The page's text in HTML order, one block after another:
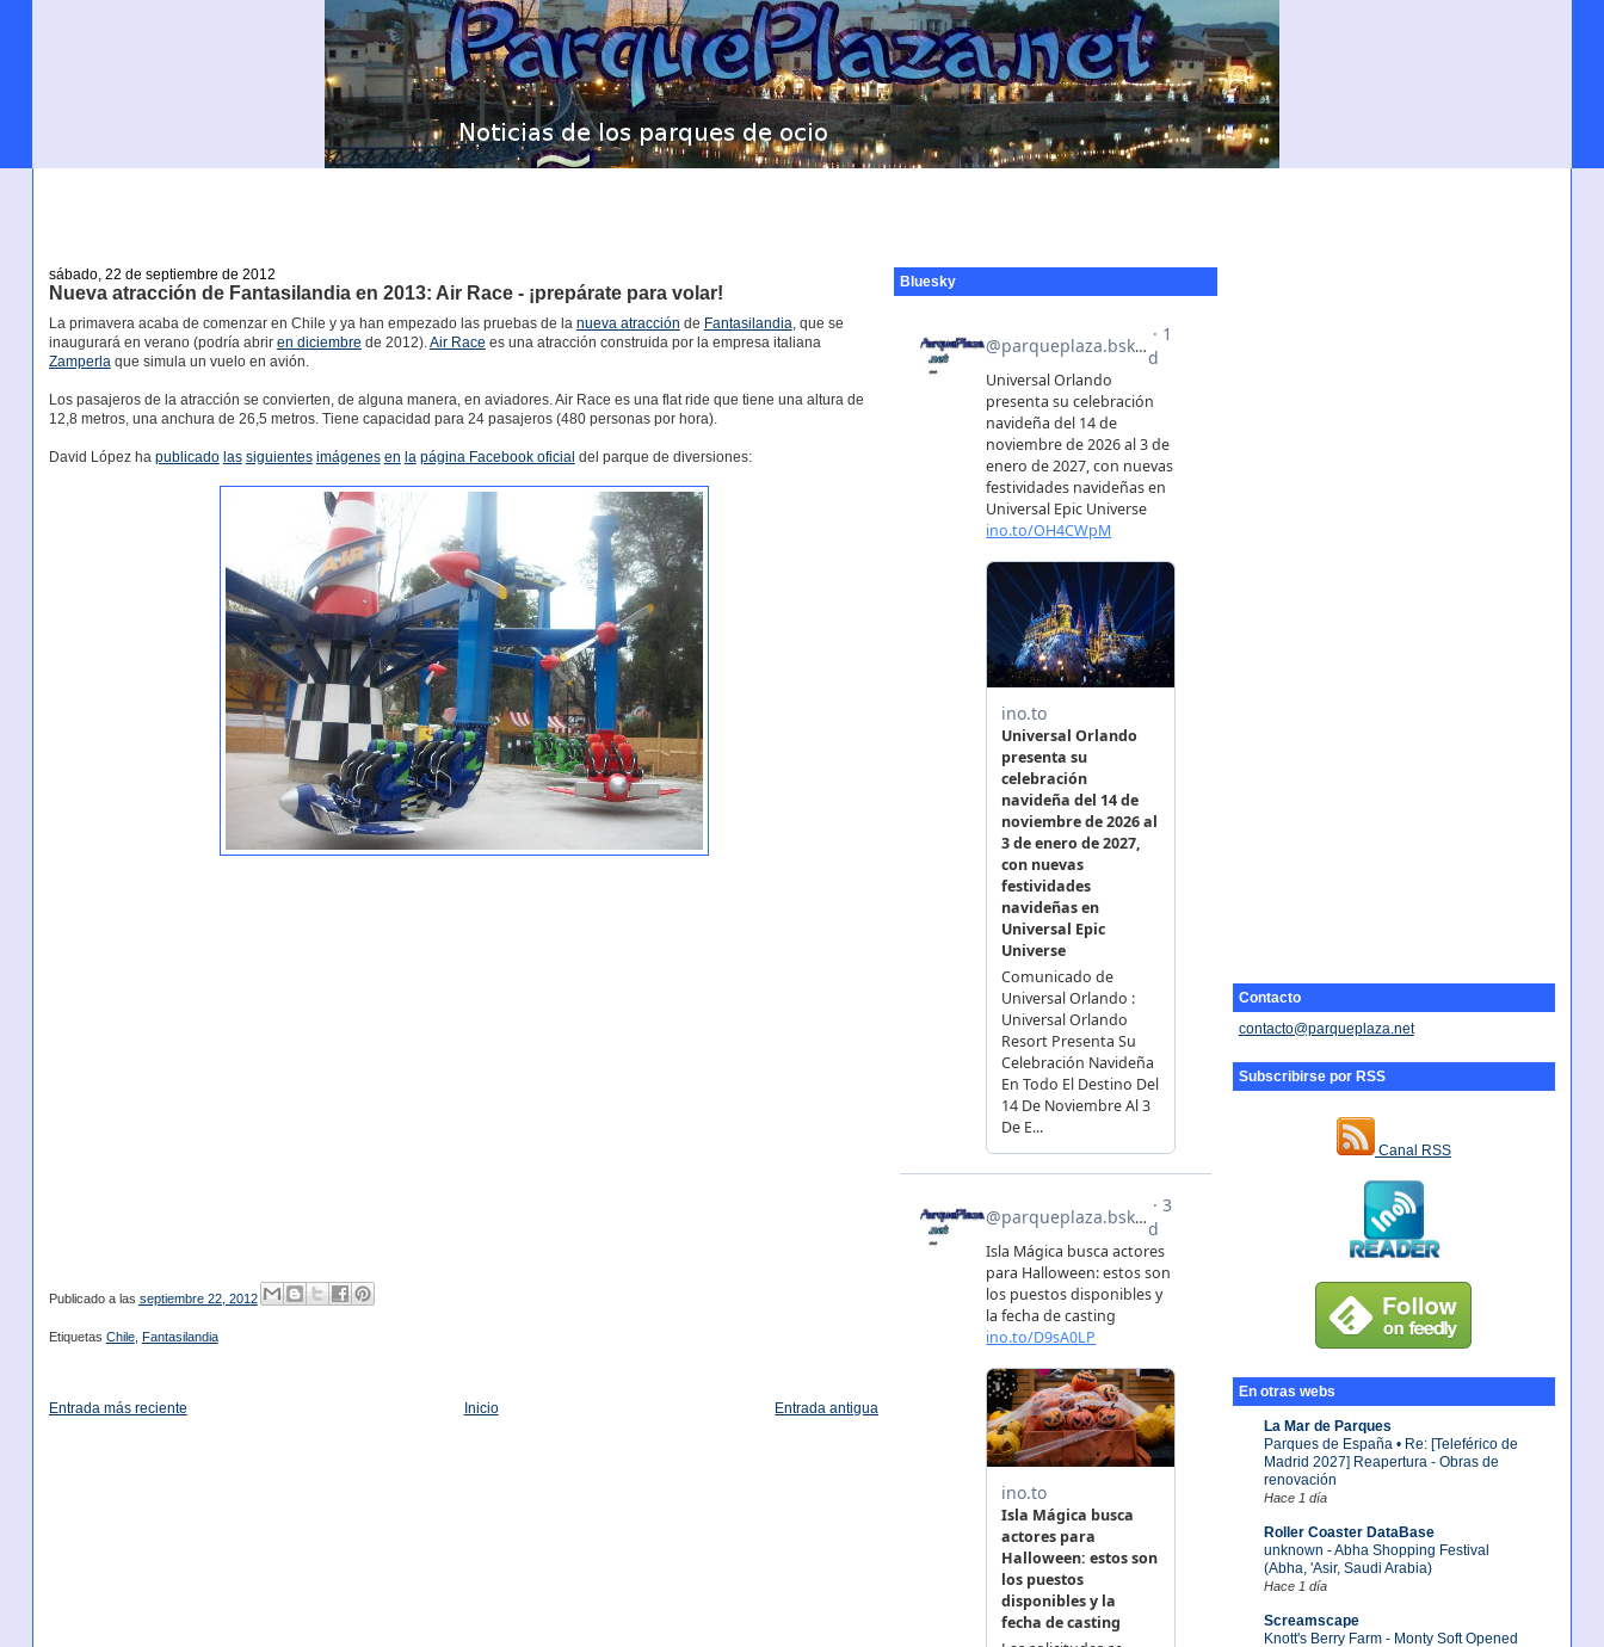
Contacto
contacto@parqueplaza.net
Subscribirse por RSS
Canal RSS
En otras webs
La Mar de Parques
Parques de España • Re: [Teleférico de
Madrid 2027] Reapertura - Obras de
renovación
Hace 1 día
Roller Coaster DataBase
unknown - Abha Shopping Festival
(Abha, 'Asir, Saudi Arabia)
Hace 1 día
Screamscape
Knott's Berry Farm - Monty Soft Opened
sábado, 22 de septiembre de 2012
Nueva atracción de Fantasilandia en 2013: Air Race - ¡prepárate para volar!
La primavera acaba de comenzar en Chile y ya han empezado las pruebas de la nueva atracción de Fantasilandia, que se
inaugurará en verano (podría abrir en diciembre de 2012).Air Race es una atracción construida por la empresa italiana
Zamperlaque simula un vuelo en avión.
Los pasajeros de la atracción se convierten, de alguna manera, en aviadores. Air Race es una flat ride que tiene una altura de
12,8 metros, una anchura de 26,5 metros. Tiene capacidad para 24 pasajeros (480 personas por hora).
David López ha publicado las siguientes imágenes en la página Facebook oficial del parque de diversiones:
Publicado a las septiembre 22, 2012
Etiquetas Chile, Fantasilandia
Entrada más reciente Entrada antigua
Inicio
Bluesky